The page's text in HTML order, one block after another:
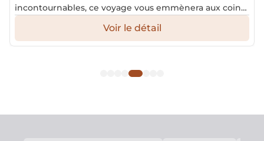
incontournables, ce voyage vous emmènera aux coins
méconnus du pays. Préparez-vous à vous immerger
historiques emblématiques.
Voir le détail